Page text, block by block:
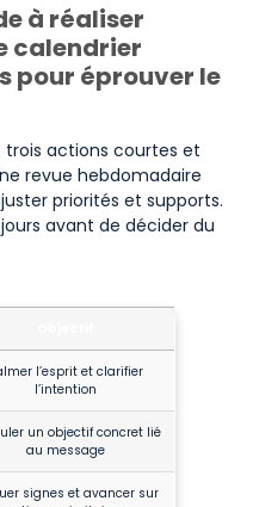
à réaliser
calendrier
pour éprouver le
actions courtes et
revue hebdomadaire
priorités et supports.
avant de décider du
l’esprit et clarifier
l’intention
un objectif concret lié
au message
signes et avancer sur